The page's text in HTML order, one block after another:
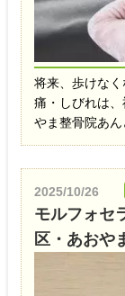
将来、歩けな
痛・しびれは
やま整骨院あん
のお知らせや
2025/10/26
モルフォセ
区・あおや